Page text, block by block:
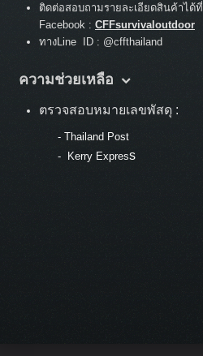
ติดต่อสอบถามรายละเอียดสินค้าได้ที่
Facebook : CFFsurvivaloutdoor
ทางLine ID : @cffthailand
ความช่วยเหลือ
ตรวจสอบหมายเลขพัสดุ :
- Thailand Post
-
Kerry Express